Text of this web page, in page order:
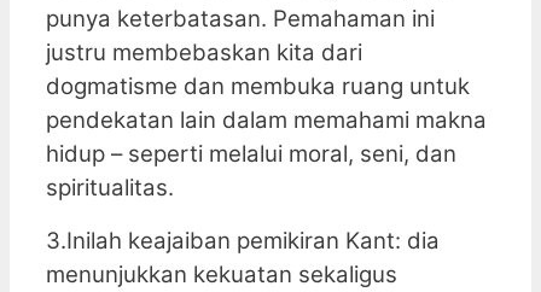
punya keterbatasan. Pemahaman ini
justru membebaskan kita dari
dogmatisme dan membuka ruang untuk
pendekatan lain dalam memahami makna
hidup – seperti melalui moral, seni, dan
spiritualitas.
3.Inilah keajaiban pemikiran Kant: dia
menunjukkan kekuatan sekaligus